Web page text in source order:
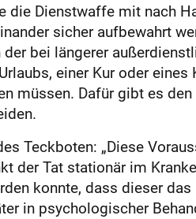
die Dienstwaffe mit nach
sicher aufbewahrt
bei längerer
einer Kur oder
müssen. Dafür gibt es
Teckboten: „Diese
der Tat stationär im
konnte, dass dieser
in psychologischer